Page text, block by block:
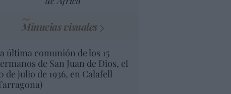
Minucias visuales
última comunión de los 15
de San Juan de Dios, el
de julio de 1936, en Calafell